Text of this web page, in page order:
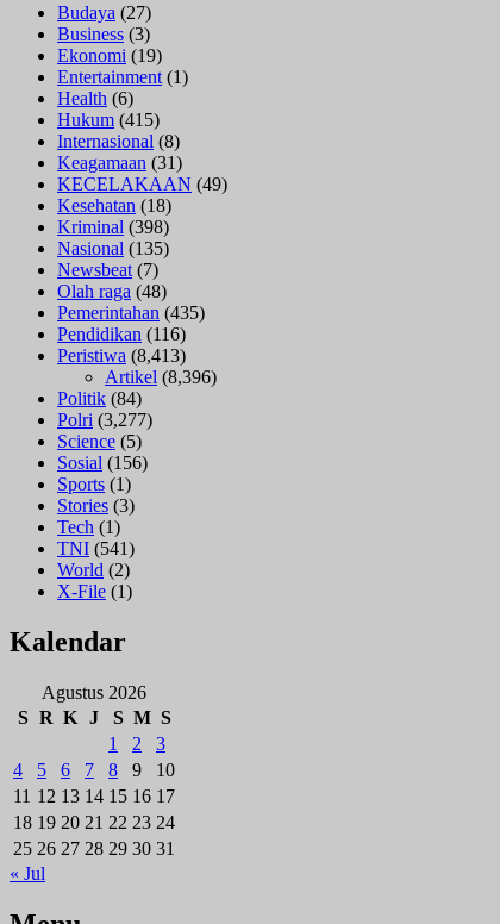
Budaya (27)
Business (3)
Ekonomi (19)
Entertainment (1)
Health (6)
Hukum (415)
Internasional (8)
Keagamaan (31)
KECELAKAAN (49)
Kesehatan (18)
Kriminal (398)
Nasional (135)
Newsbeat (7)
Olah raga (48)
Pemerintahan (435)
Pendidikan (116)
Peristiwa (8,413)
Artikel (8,396)
Politik (84)
Polri (3,277)
Science (5)
Sosial (156)
Sports (1)
Stories (3)
Tech (1)
TNI (541)
World (2)
X-File (1)
Kalendar
Agustus 2026
S R K J S M S
1
2
3
4
5 6 7 8 9
10
11 12 13 14 15 16 17
18 19 20 21 22 23 24
25 26 27 28 29 30 31
« Jul